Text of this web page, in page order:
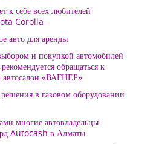
к себе всех любителей
Corolla
авто для аренды
и покупкой автомобилей
обращаться к
автосалон «ВАГНЕР»
в газовом оборудовании
многие автовладельцы
Autocash в Алматы